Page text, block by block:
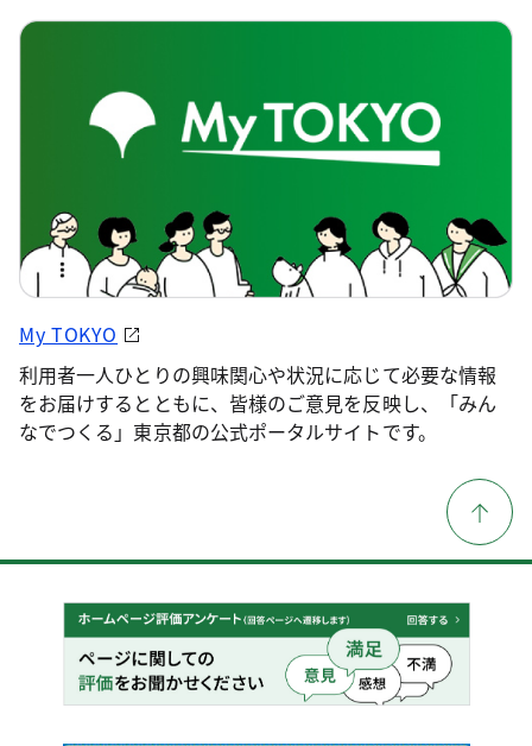
My TOKYO
利用者一人ひとりの興味関心や状況に応じて必要な情報
をお届けするとともに、皆様のご意見を反映し、「みん
なでつくる」東京都の公式ポータルサイトです。